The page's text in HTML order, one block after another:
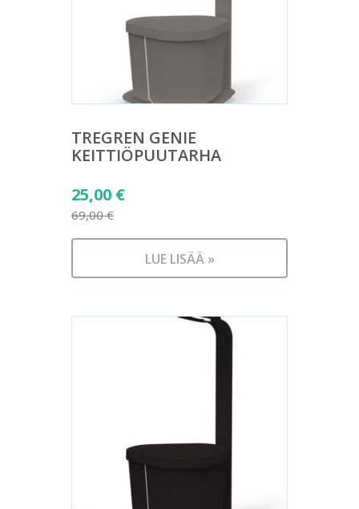
TREGREN GENIE
KEITTIÖPUUTARHA
69,00€
Alkuperäinen
hinta
oli:
25,00 €
Nykyinen
on:
LUE LISÄÄ »